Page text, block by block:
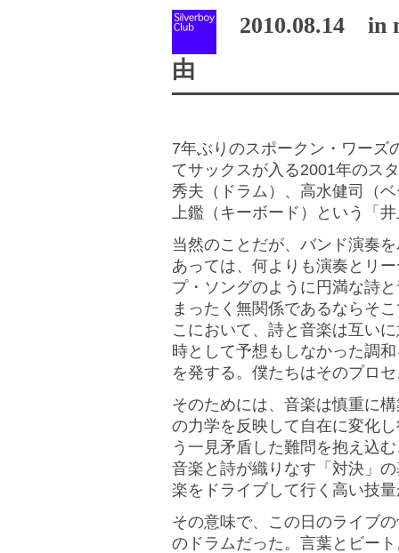
2010.08.14 in
由
7年ぶりのスポークン・ワーズ
てサックスが入る2001年のス
秀夫（ドラム）、高水健司（
上鑑（キーボード）という「
当然のことだが、バンド演奏
あっては、何よりも演奏とリ
プ・ソングのように円満な詩
まったく無関係であるならそ
こにおいて、詩と音楽は互い
時として予想もしなかった調
を発する。僕たちはそのプロ
そのためには、音楽は慎重に
の力学を反映して自在に変化
う一見矛盾した難問を抱え込
音楽と詩が織りなす「対決」
楽をドライブして行く高い技
その意味で、この日のライブ
のドラムだった。言葉とビー